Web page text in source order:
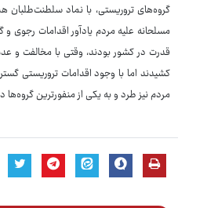
گروه‌های تروریستی، با نماد
قدرت در کشور بودند، وقتی با مخالفت و
کشیدند اما با وجود اقدامات تروریستی
مردم نیز طرد و به یکی از منفورترین